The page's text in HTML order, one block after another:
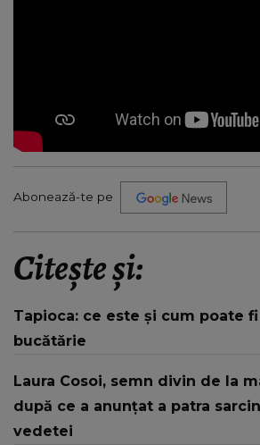
Abonează-te pe
Citește și:
Tapioca: ce este și cum poate
bucătărie
Laura Cosoi, semn divin de la
după ce a anunțat a patra
vedetei